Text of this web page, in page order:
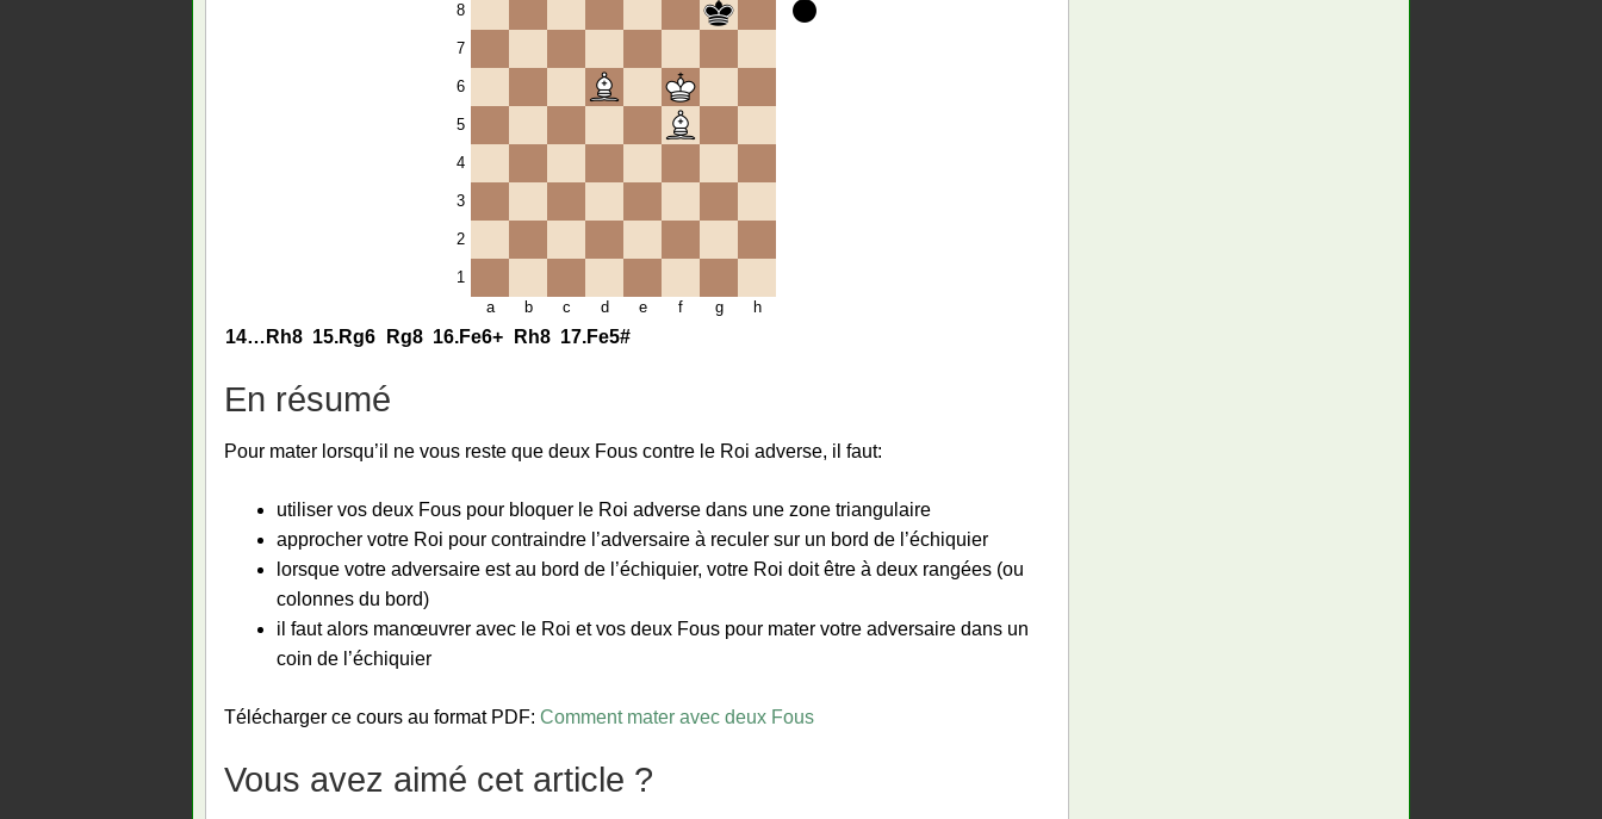
8
7
6
5
4
3
2
1
a
b c d e f g h
14… Rh8 15.Rg6 Rg8 16.Fe6+ Rh8 17.Fe5#
En résumé
Pour mater lorsqu’il ne vous reste que deux Fous contre le Roi adverse, il faut:
utiliser vos deux Fous pour bloquer le Roi adverse dans une zone triangulaire
approcher votre Roi pour contraindre l’adversaire à reculer sur un bord de l’échiquier
lorsque votre adversaire est au bord de l’échiquier, votre Roi doit être à deux rangées (ou
colonnes du bord)
il faut alors manœuvrer avec le Roi et vos deux Fous pour mater votre adversaire dans un
coin de l’échiquier
Télécharger ce cours au format PDF: Comment mater avec deux Fous
Vous avez aimé cet article ?